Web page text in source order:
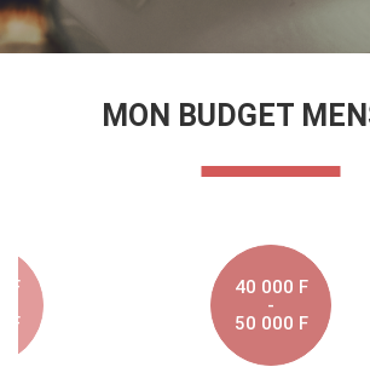
MON BUDGET
F
F
40 000 F
-
50 000 F